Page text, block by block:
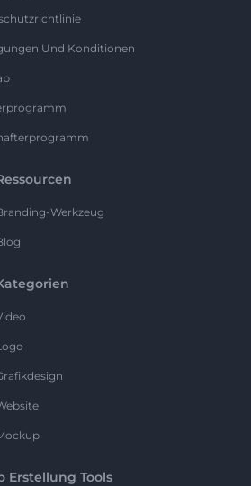
Und Konditionen
Werkzeug
Erstellung Tools